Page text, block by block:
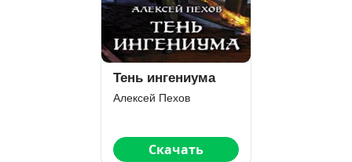
Тень ингениума
Алексей Пехов
Скачать